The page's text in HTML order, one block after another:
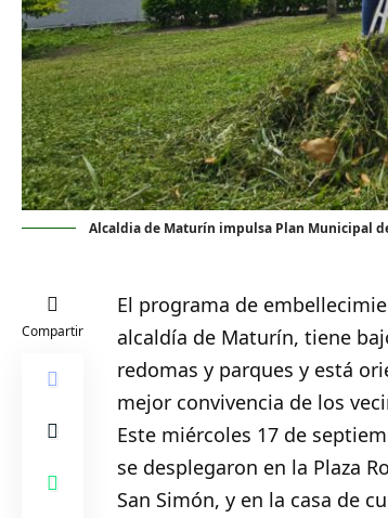
Alcaldia de Maturín impulsa Plan Municipal
Compartir
El programa de
alcaldía de Maturín, tiene
redomas y parques y está
mejor convivencia de los
Este miércoles 17 de
se desplegaron en la Plaza
San Simón, y en la casa de